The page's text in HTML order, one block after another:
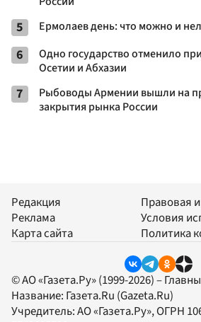
5 Ермолаев день: что можно и
6
Одно государство отменило
Осетии и Абхазии
7
Рыбоводы Армении вышли на
закрытия рынка России
Редакция
Реклама
Карта сайта
Правовая
Условия
Политика
© АО «Газета.Ру» (1999-2026) –
Название: Газета.Ru (Gazeta.Ru)
Учредитель:АО «Газета.Ру», ОГРН